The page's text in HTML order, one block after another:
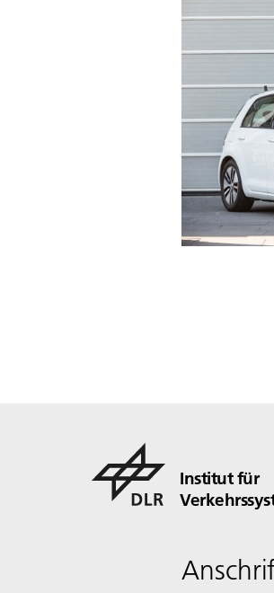
Institut für